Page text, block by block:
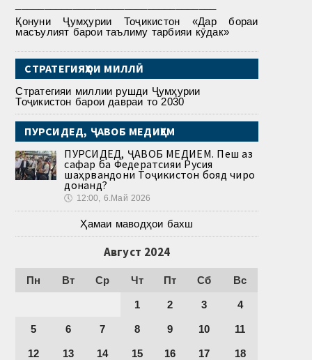
Қонуни Ҷумҳурии Тоҷикистон «Дар бораи
масъулият барои таълиму тарбияи кӯдак»
СТРАТЕГИЯҲОИ МИЛЛӢ
Стратегияи миллии рушди Ҷумҳурии
Тоҷикистон барои давраи то 2030
ПУРСИДЕД, ҶАВОБ МЕДИҲЕМ
ПУРСИДЕД, ҶАВОБ МЕДИҲЕМ. Пеш аз
сафар ба Федератсияи Русия
шаҳрвандони Тоҷикистон бояд чиро
донанд?
🕔 12:00, 6.Май 2026
Ҳамаи маводҳои бахш
Август 2024
Пн Вт Ср Чт Пт Сб Вс
1 2 3 4
5 6 7 8 9 10 11
12 13 14 15 16 17 18